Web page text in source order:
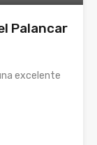
Palancar
excelente